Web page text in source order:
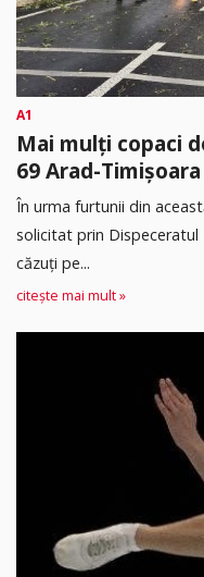
A1
Mai mulți copaci
69 Arad-Timișoara
În urma furtunii din
solicitat prin
căzuți pe...
citește mai mult »